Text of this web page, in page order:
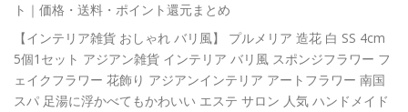
ト｜価格・送料・ポイント還元まとめ
【インテリア雑貨 おしゃれ バリ風】 プルメリア 造花 白 SS 4cm
5個1セット アジアン雑貨 インテリア バリ風 スポンジフラワー フ
ェイクフラワー 花飾り アジアンインテリア アートフラワー 南国
スパ 足湯に浮かべてもかわいい エステ サロン 人気 ハンドメイド